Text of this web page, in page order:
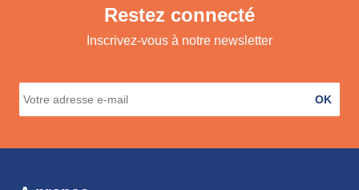
Restez connecté
Inscrivez-vous à notre newsletter
OK